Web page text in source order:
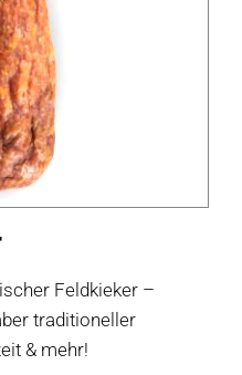
Feldkieker –
traditioneller
& mehr!